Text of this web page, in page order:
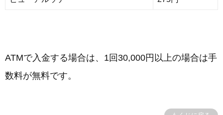
ATMで入金する場合は、1回30,000円以上の場合は手
数料が無料です。